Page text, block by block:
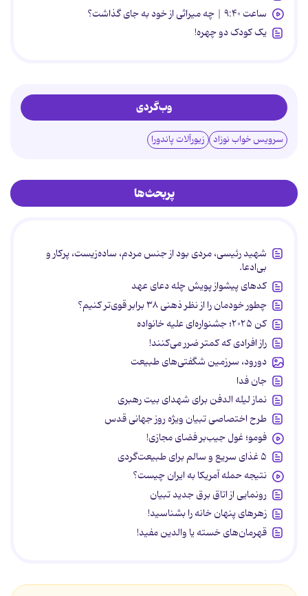
ساعت ۹:۴۰ | چه میراثی از خود به جای گذاشت؟
یک کودک دو چهره!
وب‌گردی
سرویس خواب نوزاد زیورآلات پاندورا
پربحث‌ها
شهید رئیسی، مردی بود از جنس مردم، ساده‌زیست، پرکار و
بی‌ادعا.
کدهای پیشواز پویش چله دعای عهد
چطور خودمان را از نظر ذهنی ۳۸ برابر قوی‌تر کنیم؟
کن ۲۰۲۵؛ جشنواره‌ای علیه خانواده
راز افرادی که کمتر ضرر می‌کنند!
دورود، سرزمین شگفتی‌های طبیعت
جان فدا
نماز لیله الدفن برای شهدای بیت رهبری
طرح اختصاصی تبیان ویژه روز جهانی قدس
فومو؛ غول جیب‌بر فضای مجازی!
۵ غذای سریع و سالم برای طبیعت‌گردی
نتیجه حمله آمریکا به ایران چیست؟
رونمایی از اتاق برق جدید تبیان
زهرهای پنهان خانه را بشناسید!
قهرمان‌های خسته یا والدین مفید!